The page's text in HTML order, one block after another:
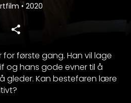
• 2020
for første gang. Han vil lage
og hans gode evner til å
gleder. Kan bestefaren lære